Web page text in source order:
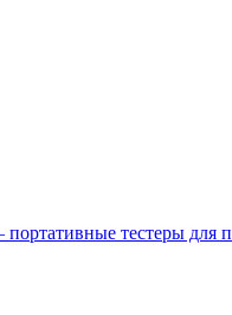
тестеры для